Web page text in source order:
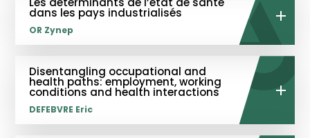
dans les pays industrialisés
OR Zynep
Disentangling occupational and
health paths: employment, working
conditions and health interactions
DEFEBVRE Eric